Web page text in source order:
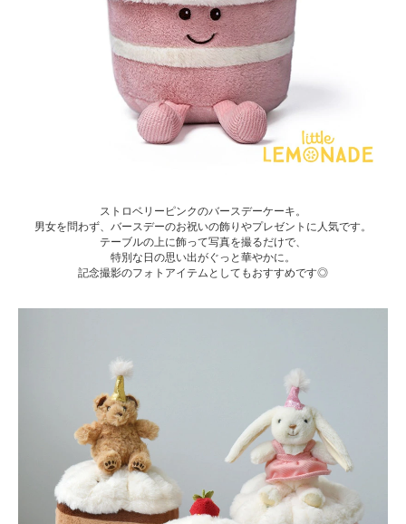
ストロベリーピンクのバースデーケーキ。
男女を問わず、バースデーのお祝いの飾りやプレゼントに人気です。
テーブルの上に飾って写真を撮るだけで、
特別な日の思い出がぐっと華やかに。
記念撮影のフォトアイテムとしてもおすすめです◎